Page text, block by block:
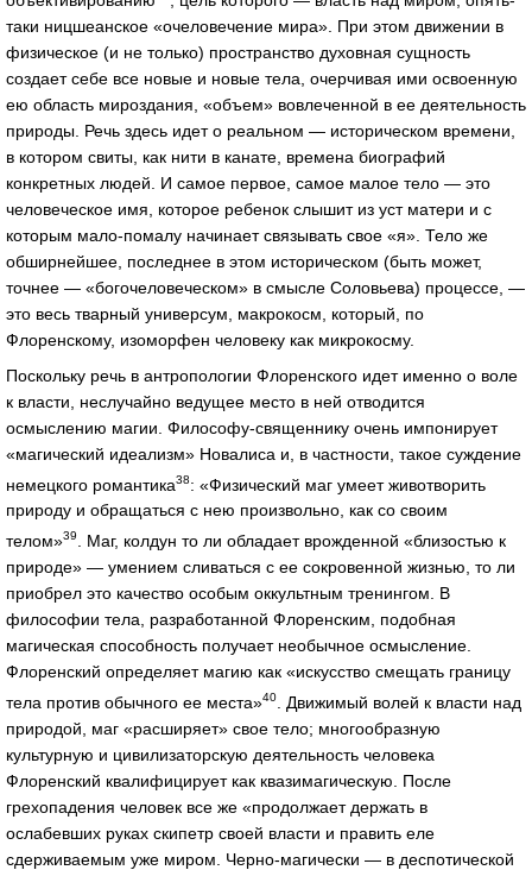
таки ницшеанское «очеловечение мира». При этом движении в
физическое (и не только) пространство духовная сущность
создает себе все новые и новые тела, очерчивая ими освоенную
ею область мироздания, «объем» вовлеченной в ее деятельность
природы. Речь здесь идет о реальном — историческом времени,
в котором свиты, как нити в канате, времена биографий
конкретных людей. И самое первое, самое малое тело — это
человеческое имя, которое ребенок слышит из уст матери и с
которым мало-помалу начинает связывать свое «я». Тело же
обширнейшее, последнее в этом историческом (быть может,
точнее — «богочеловеческом» в смысле Соловьева) процессе, —
это весь тварный универсум, макрокосм, который, по
Флоренскому, изоморфен человеку как микрокосму.
Поскольку речь в антропологии Флоренского идет именно о воле
к власти, неслучайно ведущее место в ней отводится
осмыслению магии. Философу-священнику очень импонирует
«магический идеализм» Новалиса и, в частности, такое суждение
немецкого романтика38: «Физический маг умеет животворить
природу и обращаться с нею произвольно, как со своим
телом»39
. Маг, колдун то ли обладает врожденной «близостью к
природе» — умением сливаться с ее сокровенной жизнью, то ли
приобрел это качество особым оккультным тренингом. В
философии тела, разработанной Флоренским, подобная
магическая способность получает необычное осмысление.
Флоренский определяет магию как «искусство смещать границу
тела против обычного ее места»40
. Движимый волей к власти над
природой, маг «расширяет» свое тело; многообразную
культурную и цивилизаторскую деятельность человека
Флоренский квалифицирует как квазимагическую. После
грехопадения человек все же «продолжает держать в
ослабевших руках скипетр своей власти и править еле
сдерживаемым уже миром. Черно-магически — в деспотической